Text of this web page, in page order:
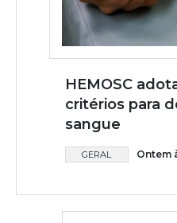
HEMOSC
critérios para
sangue
GERAL Ontem